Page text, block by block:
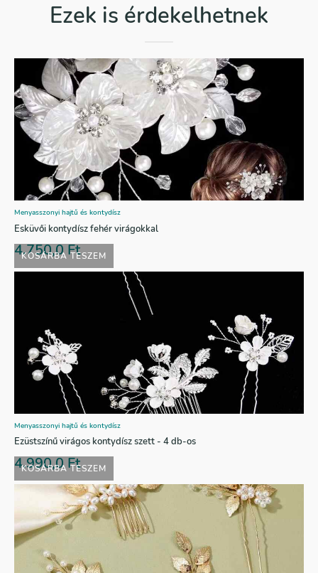
Ezek is érdekelhetnek
KOSÁRBA TESZEM
Menyasszonyi hajtű és kontydísz
Esküvői kontydísz fehér virágokkal
4.750,0Ft
KOSÁRBA TESZEM
Menyasszonyi hajtű és kontydísz
Ezüstszínű virágos kontydísz szett - 4 db-os
4.990,0Ft